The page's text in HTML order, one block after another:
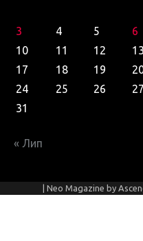
3
4 5 6
10
11 12 13
17
18 19
24
25 26 27
31
« Лип
| Neo Magazine by